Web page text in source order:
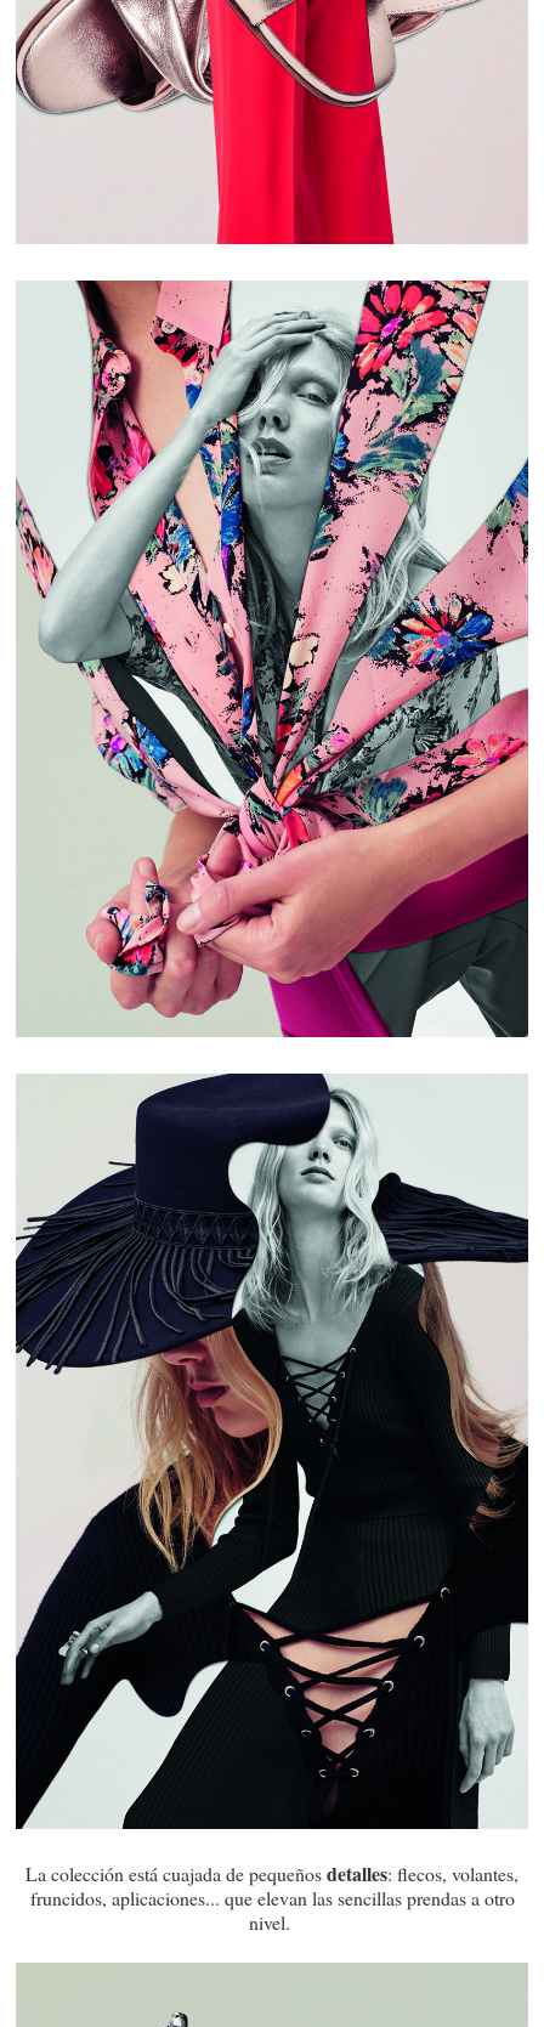
La colección está cuajada de pequeñosdetalles: flecos, volantes,
fruncidos, aplicaciones... que elevan las sencillas prendas a otro
nivel.